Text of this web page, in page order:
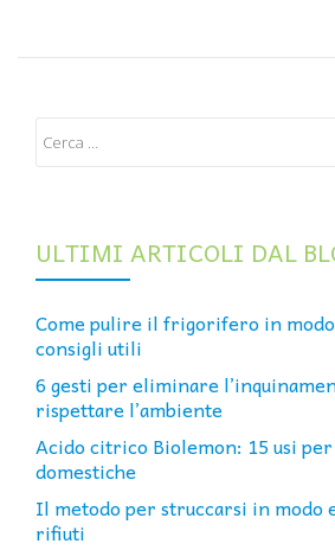
ULTIMI ARTICOLI DAL
Come pulire il frigorifero in
consigli utili
6 gesti per eliminare
rispettare l’ambiente
Acido citrico Biolemon: 15 usi
domestiche
Il metodo per struccarsi in modo
rifiuti